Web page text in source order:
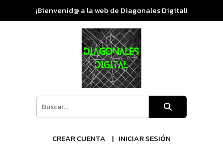
¡Bienvenid@ a la web de Diagonales Digital!
CREAR CUENTA INICIAR SESIÓN